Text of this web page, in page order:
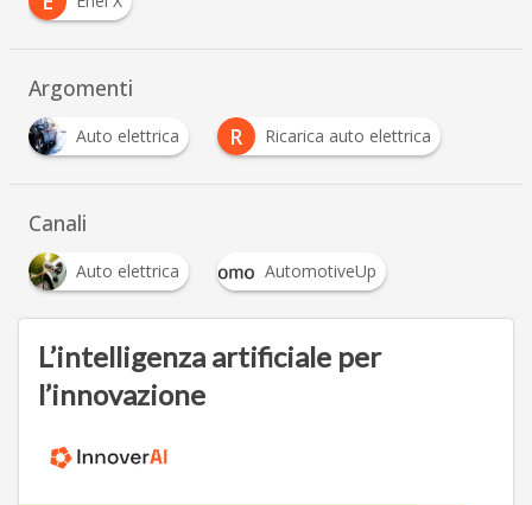
Argomenti
Auto elettrica R Ricarica auto elettrica
Canali
Auto elettrica AutomotiveUp
L’intelligenza artificiale per
l’innovazione